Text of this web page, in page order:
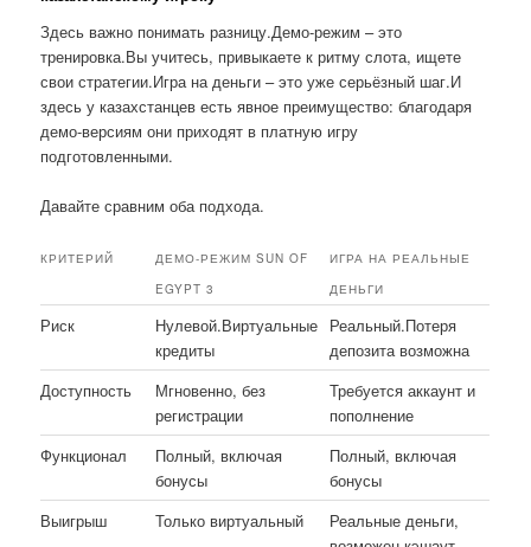
Здесь важно понимать разницу.Демо-режим – это
тренировка.Вы учитесь, привыкаете к ритму слота, ищете
свои стратегии.Игра на деньги – это уже серьёзный шаг.И
здесь у казахстанцев есть явное преимущество: благодаря
демо-версиям они приходят в платную игру
подготовленными.
Давайте сравним оба подхода.
КРИТЕРИЙ
ДЕМО-РЕЖИМ SUN OF
EGYPT 3
ИГРА НА РЕАЛЬНЫЕ
ДЕНЬГИ
Риск
Нулевой.Виртуальные
кредиты
Реальный.Потеря
депозита возможна
Доступность
Мгновенно, без
регистрации
Требуется аккаунт и
пополнение
Функционал
Полный, включая
бонусы
Полный, включая
бонусы
Выигрыш
Только виртуальный
Реальные деньги,